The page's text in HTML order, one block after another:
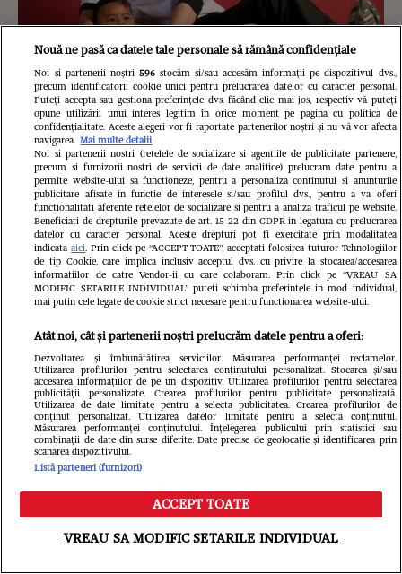
Povestea fabuloasă a celebrei
fotografii cu Messi și Yamal, de acum
19 ani. Cum a ajuns starul Argentinei
să-l „boteze” pe mezinul naționalei
Spaniei: „Începutul a două legende”
Meniu Caută
Nouă ne pasă ca datele tale personale să rămână confidențiale
Noi și partenerii noștri 596stocăm și/sau accesăm informații pe dispozitivul dvs.,
precum identificatorii cookie unici pentru prelucrarea datelor cu caracter personal.
Puteți accepta sau gestiona preferințele dvs. făcând clic mai jos, respectiv vă puteți
opune utilizării unui interes legitim în orice moment pe pagina cu politica de
confidențialitate. Aceste alegeri vor fi raportate partenerilor noștri și nu vă vor afecta
navigarea. Mai multe detalii
Noi si partenerii nostri (retelele de socializare si agentiile de publicitate partenere,
precum si furnizorii nostri de servicii de date analitice) prelucram date pentru a
permite website-ului sa functioneze, pentru a personaliza continutul si anunturile
publicitare afisate in functie de interesele si/sau profilul dvs., pentru a va oferi
functionalitati aferente retelelor de socializare si pentru a analiza traficul pe website.
Beneficiati de drepturile prevazute de art. 15-22 din GDPR in legatura cu prelucrarea
datelor cu caracter personal. Aceste drepturi pot fi exercitate prin modalitatea
indicataaici. Prin click pe “ACCEPT TOATE”, acceptati folosirea tuturor Tehnologiilor
de tip Cookie, care implica inclusiv acceptul dvs. cu privire la stocarea/accesarea
informatiilor de catre Vendor-ii cu care colaboram. Prin click pe “VREAU SA
MODIFIC SETARILE INDIVIDUAL” puteti schimba preferintele in mod individual,
mai putin cele legate de cookie strict necesare pentru functionarea website-ului.
Atât noi, cât și partenerii noștri prelucrăm datele pentru a oferi:
Dezvoltarea și îmbunătățirea serviciilor. Măsurarea performanței reclamelor.
Utilizarea profilurilor pentru selectarea conținutului personalizat. Stocarea și/sau
accesarea informațiilor de pe un dispozitiv. Utilizarea profilurilor pentru selectarea
publicității personalizate. Crearea profilurilor pentru publicitate personalizată.
Utilizarea de date limitate pentru a selecta publicitatea. Crearea profilurilor de
conținut personalizat. Utilizarea datelor limitate pentru a selecta conținutul.
Măsurarea performanței conținutului. Înțelegerea publicului prin statistici sau
combinații de date din surse diferite. Date precise de geolocație și identificarea prin
scanarea dispozitivului.
Listă parteneri (furnizori)
ACCEPT TOATE
VREAU SA MODIFIC SETARILE INDIVIDUAL